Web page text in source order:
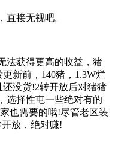
接无视吧。
获得更高的收益，猪
新前，140猪，1.3W烂
还没货!2转开放后对猪猪
选择性屯一些绝对有的
也需要的哦!尽管老区装
放，绝对赚!